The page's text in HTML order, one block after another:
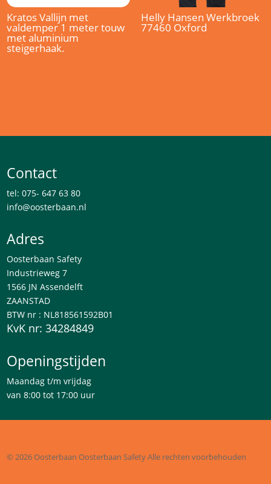
Kratos Vallijn met
valdemper 1 meter touw
met aluminium
steigerhaak.
Helly Hansen Werkbroek
77460 Oxford
Contact
tel: 075- 647 63 80
info@oosterbaan.nl
Adres
Oosterbaan Safety
Industrieweg 7
1566 JN Assendelft
ZAANSTAD
BTW nr : NL818561592B01
KvK nr: 34284849
Openingstijden
Maandag t/m vrijdag
van 8:00 tot 17:00 uur
© 2026 OosterbaanOosterbaan SafetyAlle rechten voorbehouden